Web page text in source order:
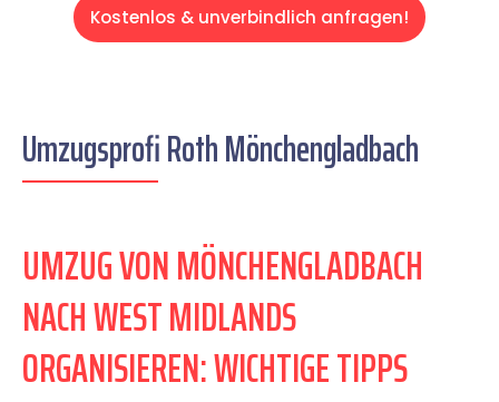
Kostenlos & unverbindlich anfragen!
Umzugsprofi Roth Mönchengladbach
UMZUG VON MÖNCHENGLADBACH
NACH WEST MIDLANDS
ORGANISIEREN: WICHTIGE TIPPS